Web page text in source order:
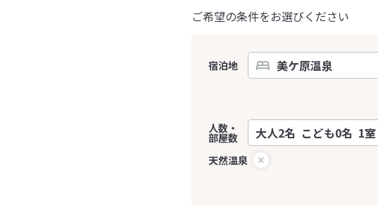
ご希望の条件をお選びください
宿泊地
人数・
部屋数
天然温泉